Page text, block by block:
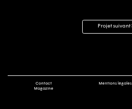
Projet suivant
Contact
Magazine
Mentions légales